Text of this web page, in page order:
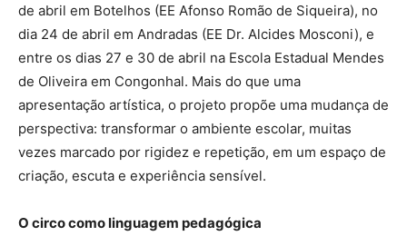
de abril em Botelhos (EE Afonso Romão de Siqueira), no
dia 24 de abril em Andradas (EE Dr. Alcides Mosconi), e
entre os dias 27 e 30 de abril na Escola Estadual Mendes
de Oliveira em Congonhal. Mais do que uma
apresentação artística, o projeto propõe uma mudança de
perspectiva: transformar o ambiente escolar, muitas
vezes marcado por rigidez e repetição, em um espaço de
criação, escuta e experiência sensível.
O circo como linguagem pedagógica